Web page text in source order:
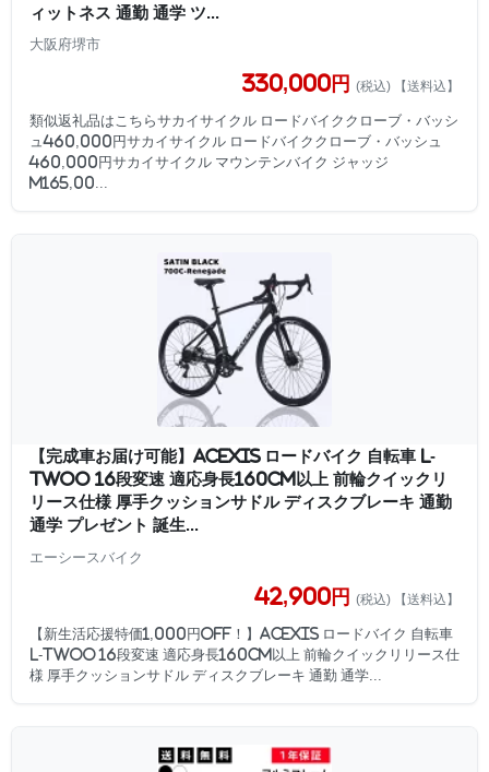
ィットネス 通勤 通学 ツ...
大阪府堺市
330,000円 (税込) 【送料込】
類似返礼品はこちらサカイサイクル ロードバイククローブ・バッシ
ュ460,000円サカイサイクル ロードバイククローブ・バッシュ
460,000円サカイサイクル マウンテンバイク ジャッジ
M165,00...
【完成車お届け可能】ACEXIS ロードバイク 自転車 L-
TWOO 16段変速 適応身長160cm以上 前輪クイックリ
リース仕様 厚手クッションサドル ディスクブレーキ 通勤
通学 プレゼント 誕生...
エーシースバイク
42,900円 (税込) 【送料込】
【新生活応援特価1,000円OFF！】ACEXIS ロードバイク 自転車
L-TWOO 16段変速 適応身長160cm以上 前輪クイックリリース仕
様 厚手クッションサドル ディスクブレーキ 通勤 通学...